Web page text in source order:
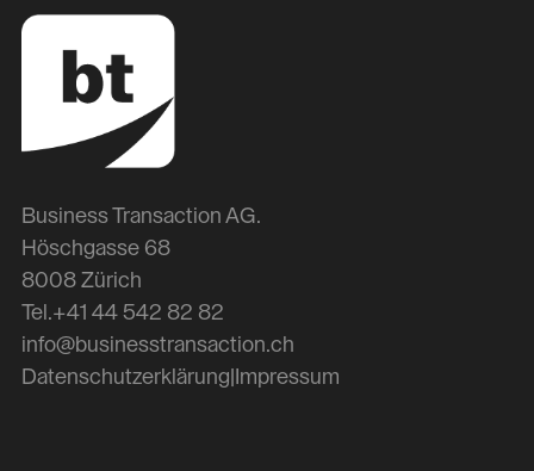
Business Transaction AG.
Höschgasse 68
8008 Zürich
Tel.+41 44 542 82 82
info@businesstransaction.ch
Datenschutzerklärung Impressum